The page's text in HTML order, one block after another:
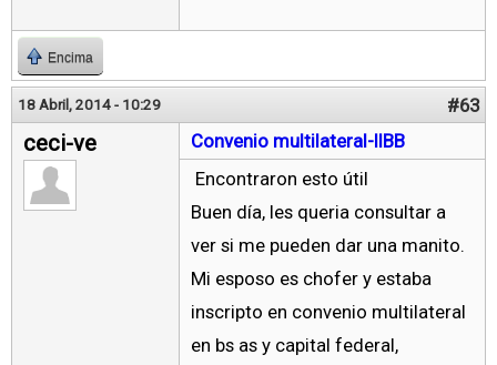
Encima
18 Abril, 2014 - 10:29 #63
ceci-ve
Convenio multilateral-IIBB
Encontraron esto útil
Buen día, les queria consultar a
ver si me pueden dar una manito.
Mi esposo es chofer y estaba
inscripto en convenio multilateral
en bs as y capital federal,